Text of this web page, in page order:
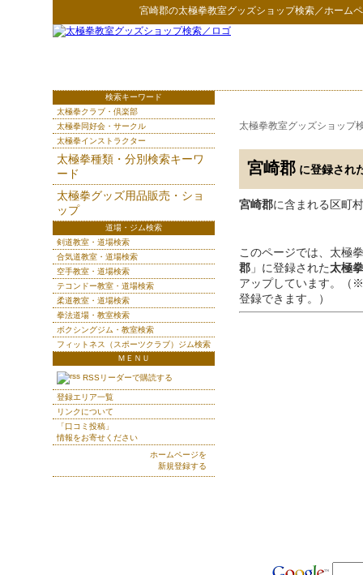
宮崎郡の太極拳教室グッズショップ検索／ホーム
太極拳教室グッズショップ
宮崎郡 に登録され
宮崎郡に含まれる区町
このページでは、太極
郡 」に登録された太極
アップしています。（
登録できます。）
検索キーワード
太極拳クラブ・倶楽部
太極拳同好会・サークル
太極拳インストラクター
太極拳種類・分別検索キーワ
ード
太極拳グッズ用品販売・ショ
ップ
道場・ジム検索
剣道教室・道場検索
合気道教室・道場検索
空手教室・道場検索
テコンドー教室・道場検索
柔道教室・道場検索
拳法道場・教室検索
ボクシングジム・教室検索
フィットネス（スポーツクラブ）ジム検索
ＭＥＮＵ
RSSリーダーで購読する
登録エリア一覧
リンクについて
「口コミ投稿」
情報をお寄せください
ホームページを
新規登録する